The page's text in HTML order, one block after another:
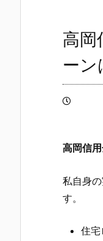
高岡
ーン
高岡信
私自身
す。
住宅